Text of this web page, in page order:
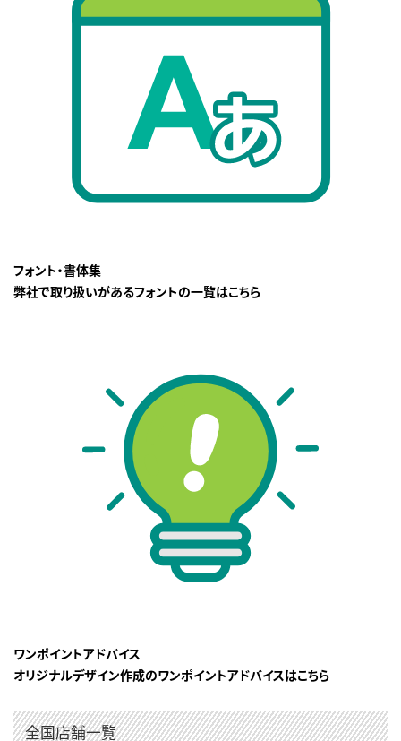
フォント・書体集
弊社で取り扱いがあるフォントの一覧はこちら
ワンポイントアドバイス
オリジナルデザイン作成のワンポイントアドバイスはこちら
全国店舗一覧